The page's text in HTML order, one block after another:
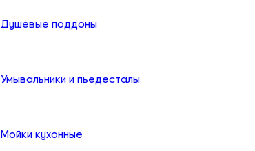
Душевые поддоны
Умывальники и пьедесталы
Мойки кухонные